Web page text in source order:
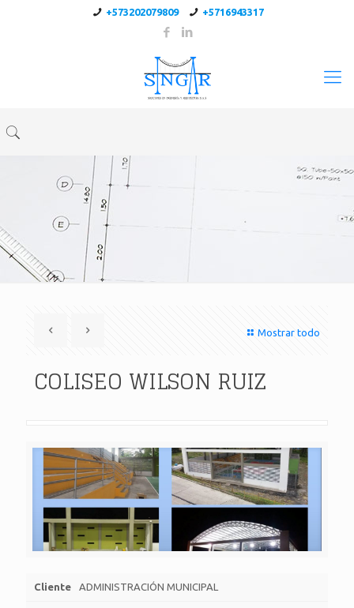
+573202079809 +5716943317
Mostrar todo
COLISEO WILSON RUIZ
Cliente ADMINISTRACIÓN MUNICIPAL